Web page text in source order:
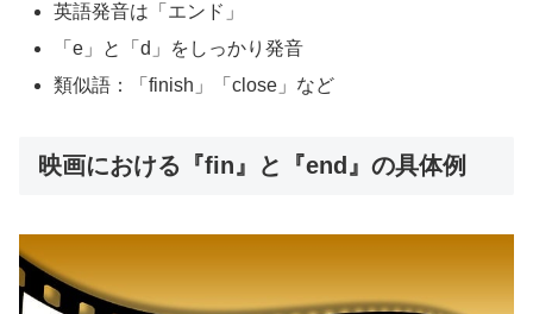
英語発音は「エンド」
「e」と「d」をしっかり発音
類似語：「finish」「close」など
映画における『fin』と『end』の具体例